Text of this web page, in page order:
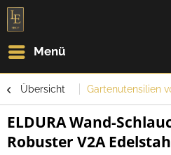
Menü
Übersicht Gartenutensilien
ELDURA Wand-
Robuster V2A